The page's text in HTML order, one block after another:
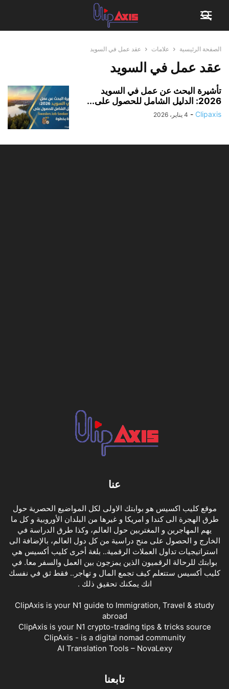
الصفحة الرئيسية علامات عقد عمل في السويد
عقد عمل في السويد
تأشيرة البحث عن عمل في السويد
2026: الدليل الشامل للحصول على...
Clipaxis
- 4 يناير، 2026
عنا
موقع كليب اكسيس هو بوابتك الاولى لكل المواضيع الحصرية حول
طرق الهجرة الى كندا و امريكا و غيرها من البلدان الأوروبية و كل ما
يهم المهاجرين و المغتربين حول العالم، وكذا طرق الدراسة في
الخارج و الحصول على منح دراسية من كل دول العالم، بالإضافة الى
استراتيجيات تداول العملات الرقمية.. بلغة أخرى كليب أكسيس هي
بوابتك للرحالة الرقميون الذين يمزجون بين العمل والسفر معا. في
كليب أكسيس ستتعلم كيف تجمع المال و تهاجر.. فقط ثق في نفسك
انك يمكنك تحقيق ذلك .
ClipAxis is your N1 guide to Immigration, Travel & study
abroad
ClipAxis is your N1 crypto-trading tips & tricks source
ClipAxis - is a digital nomad community
AI Translation Tools – NovaLexy
تابعنا